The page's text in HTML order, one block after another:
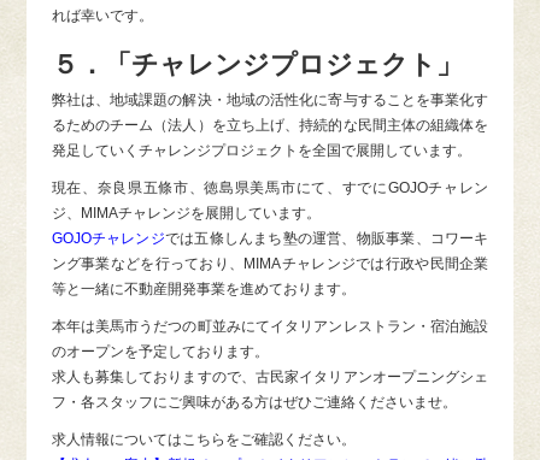
れば幸いです。
５．「チャレンジプロジェクト」
弊社は、地域課題の解決・地域の活性化に寄与することを事業化す
るためのチーム（法人）を立ち上げ、持続的な民間主体の組織体を
発足していくチャレンジプロジェクトを全国で展開しています。
現在、奈良県五條市、徳島県美馬市にて、すでにGOJOチャレン
ジ、MIMAチャレンジを展開しています。
GOJOチャレンジでは五條しんまち塾の運営、物販事業、コワーキ
ング事業などを行っており、MIMAチャレンジでは行政や民間企業
等と一緒に不動産開発事業を進めております。
本年は美馬市うだつの町並みにてイタリアンレストラン・宿泊施設
のオープンを予定しております。
求人も募集しておりますので、古民家イタリアンオープニングシェ
フ・各スタッフにご興味がある方はぜひご連絡くださいませ。
求人情報についてはこちらをご確認ください。